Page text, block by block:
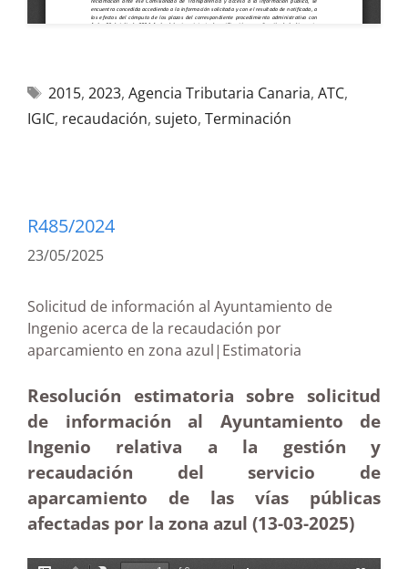
2015, 2023, Agencia Tributaria Canaria, ATC,
IGIC, recaudación, sujeto, Terminación
R485/2024
23/05/2025
Solicitud de información al Ayuntamiento de
Ingenio acerca de la recaudación por
aparcamiento en zona azul|Estimatoria
Resolución estimatoria sobre solicitud
de información al Ayuntamiento de
Ingenio relativa a la gestión y
recaudación del servicio de
aparcamiento de las vías públicas
afectadas por la zona azul (13-03-2025)